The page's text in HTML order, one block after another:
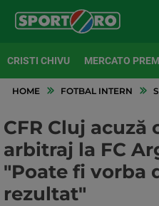
CRISTI CHIVU MERCATO
HOME FOTBAL INTERN
CFR Cluj acuză
arbitraj la FC
"Poate fi vorba
rezultat"